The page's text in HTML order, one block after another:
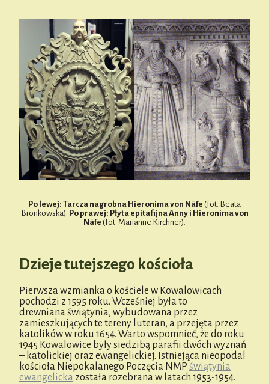
Po lewej: Tarcza nagrobna Hieronima von Näfe (fot. Beata
Bronkowska). Po prawej: Płyta epitafijna Anny i Hieronima von
Näfe (fot. Marianne Kirchner).
Dzieje tutejszego kościoła
Pierwsza wzmianka o kościele w Kowalowicach
pochodzi z 1595 roku. Wcześniej była to
drewniana świątynia, wybudowana przez
zamieszkujących te tereny luteran, a przejęta przez
katolików w roku 1654. Warto wspomnieć, że do roku
1945 Kowalowice były siedzibą parafii dwóch wyznań
– katolickiej oraz ewangelickiej. Istniejąca nieopodal
kościoła Niepokalanego Poczęcia NMP świątynia
ewangelicka została rozebrana w latach 1953-1954.